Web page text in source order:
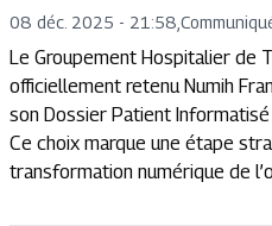
08 déc. 2025 - 21:58
Le Groupement Hospitalier de
officiellement retenu Numih
son Dossier Patient
Ce choix marque une étape
transformation numérique de